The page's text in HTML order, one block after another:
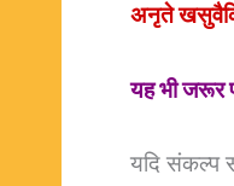
अनृते
यह भी जरूर
यदि संकल्प